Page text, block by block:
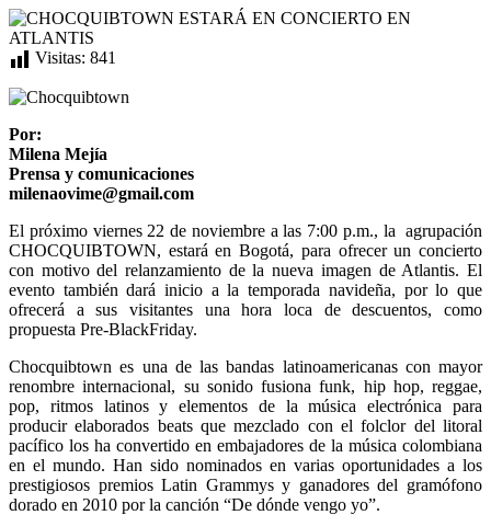
Visitas: 841
Por:
Milena Mejía
Prensa y comunicaciones
milenaovime@gmail.com
El próximo viernes 22 de noviembre a las 7:00 p.m., la agrupación
CHOCQUIBTOWN, estará en Bogotá, para ofrecer un concierto
con motivo del relanzamiento de la nueva imagen de Atlantis. El
evento también dará inicio a la temporada navideña, por lo que
ofrecerá a sus visitantes una hora loca de descuentos, como
propuesta Pre-BlackFriday.
Chocquibtown es una de las bandas latinoamericanas con mayor
renombre internacional, su sonido fusiona funk, hip hop, reggae,
pop, ritmos latinos y elementos de la música electrónica para
producir elaborados beats que mezclado con el folclor del litoral
pacífico los ha convertido en embajadores de la música colombiana
en el mundo. Han sido nominados en varias oportunidades a los
prestigiosos premios Latin Grammys y ganadores del gramófono
dorado en 2010 por la canción “De dónde vengo yo”.